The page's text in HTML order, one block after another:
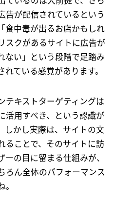
告が配信されているという
食中毒が出るお店かもしれ
スクがあるサイトに広告が
ない」という段階で足踏み
ている感覚があります。
テキストターゲティングは
活用すべき、という認識が
しかし実際は、サイトの文
ることで、そのサイトに訪
の目に留まる仕組みが、
ろん全体のパフォーマンス